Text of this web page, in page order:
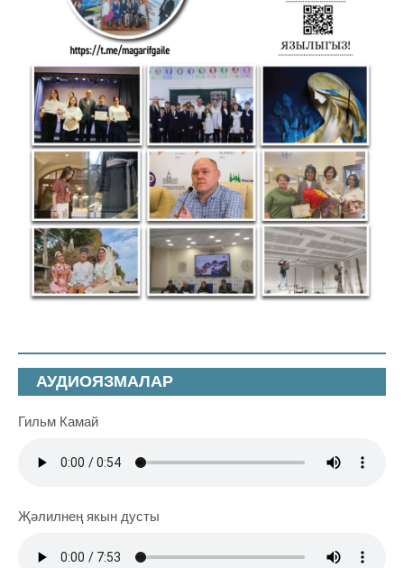
АУДИОЯЗМАЛАР
Гильм Камай
Җәлилнең якын дусты